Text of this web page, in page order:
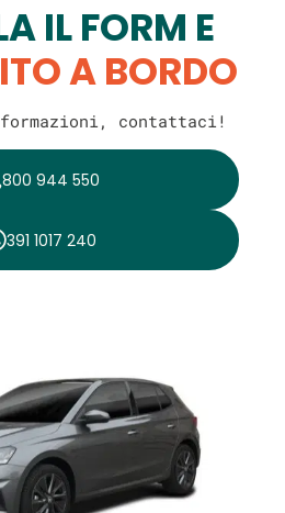
IL FORM E
A BORDO
contattaci!
800 944 550
391 1017 240